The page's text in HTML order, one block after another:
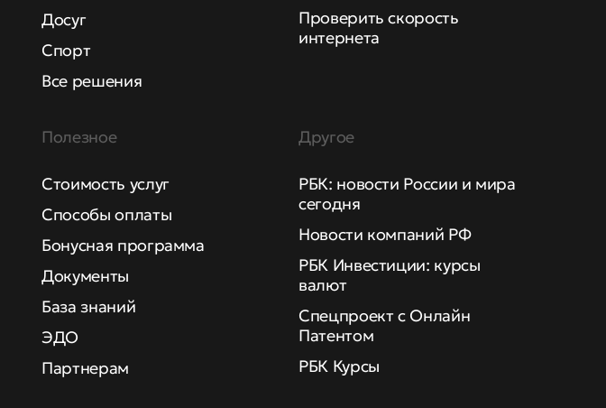
Досуг
Спорт
Все решения
Проверить скорость
интернета
Полезное
Стоимость услуг
Способы оплаты
Бонусная программа
Документы
База знаний
ЭДО
Партнерам
Другое
РБК: новости России и мира
сегодня
Новости компаний РФ
РБК Инвестиции: курсы
валют
Спецпроект с Онлайн
Патентом
РБК Курсы